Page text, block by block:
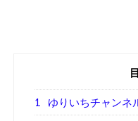
1 ゆりいちチャンネ